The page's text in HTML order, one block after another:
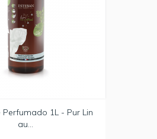
Perfumado 1L - Pur Lin
au...